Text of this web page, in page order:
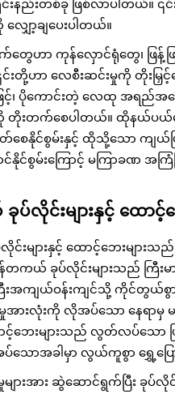
နည်းတစ်ခု ဖြစ်လာပါတယ်။ ၎
ော့ချပေးပါတယ်။
စက်တွေဟာ ကုန်လှောင်ရုံတွေ၊ ဖြ
တို့ဟာ လေစီးဆင်းမှုကို တိုးမြှင့်ပေ
းဖြင့်၊ ပိုကောင်းတဲ့ လေထု အ
တိုးတက်စေပါတယ်။ ထိုနယ်ပယ်မှ
ေနိုင်စွမ်းနှင့် ထိုသို့သော ကျယ်
နိုင်စွမ်းကြောင့် မကြာခဏ အက
င်းများနှင့် ထောင့်ဘ
များနှင့် ထောင့်ဘေးများသည်
တကယ် ခုပ်လိုင်းများသည် ကြီးမာ
းအကျယ်ဝန်းကျင်သို့ ကိုင်တွယ်စွာ
ားလုံးကို လိုအပ်သော နေရာမှ
င့်ဘေးများသည် လွတ်လပ်သော
ာအခါမှာ လွယ်ကူစွာ ရွှေ့ပြေ
များအား ဆွဲဆောင်ရွက်ပြီး ခု